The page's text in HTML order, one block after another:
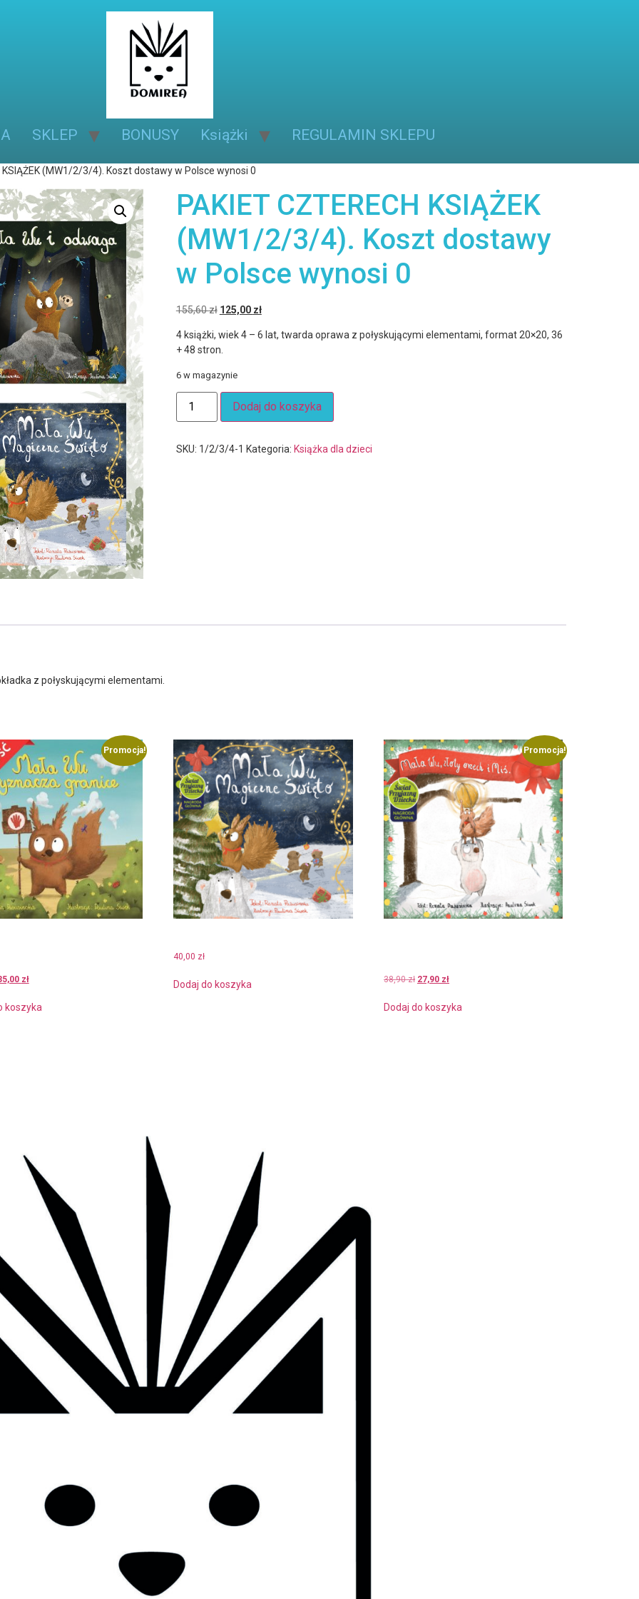
SKLEP BONUSY Książki REGULAMIN SKLEPU
KSIĄŻEK (MW1/2/3/4). Koszt dostawy w Polsce wynosi 0
PAKIET CZTERECH KSIĄŻEK
(MW1/2/3/4). Koszt dostawy
w Polsce wynosi 0
155,60zł 125,00 zł
4 książki, wiek 4 – 6 lat, twarda oprawa z połyskującymi elementami, format 20×20, 36
+ 48 stron.
6 w magazynie
Dodaj do koszyka
SKU: 1/2/3/4-1 Kategoria: Książka dla dzieci
z połyskującymi elementami.
Promocja!
zł
koszyka
40,00 zł
Dodaj do koszyka
Promocja!
38,90zł 27,90 zł
Dodaj do koszyka